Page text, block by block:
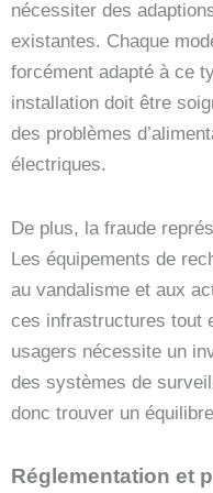
nécessiter des
existantes. Chaque
forcément adapté à ce
installation doit être
des problèmes
électriques.
De plus, la fraude
Les équipements de
au vandalisme et aux
ces infrastructures tout
usagers nécessite un
des systèmes de
donc trouver un
Réglementation et